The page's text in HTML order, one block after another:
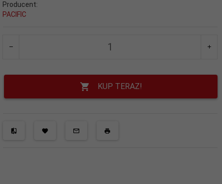
Producent:
PACIFIC
KUP TERAZ!